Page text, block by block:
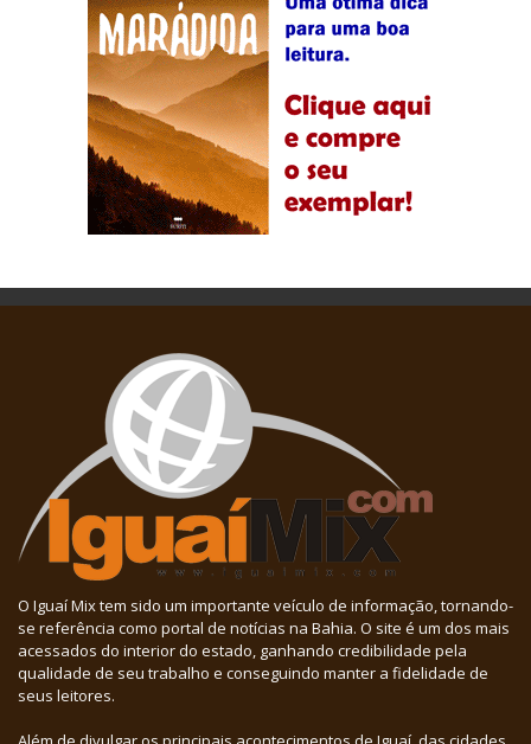
O Iguaí Mix tem sido um importante veículo de informação, tornando-
se referência como portal de notícias na Bahia. O site é um dos mais
acessados do interior do estado, ganhando credibilidade pela
qualidade de seu trabalho e conseguindo manter a fidelidade de
seus leitores.